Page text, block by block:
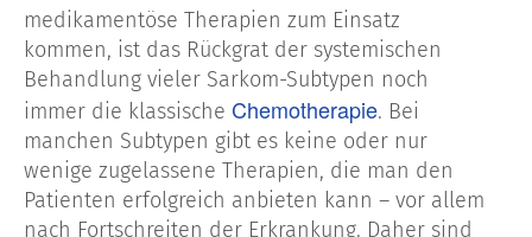
medikamentöse Therapien zum Einsatz
kommen, ist das Rückgrat der systemischen
Behandlung vieler Sarkom-Subtypen noch
immer die klassische Chemotherapie. Bei
manchen Subtypen gibt es keine oder nur
wenige zugelassene Therapien, die man den
Patienten erfolgreich anbieten kann – vor allem
nach Fortschreiten der Erkrankung. Daher sind